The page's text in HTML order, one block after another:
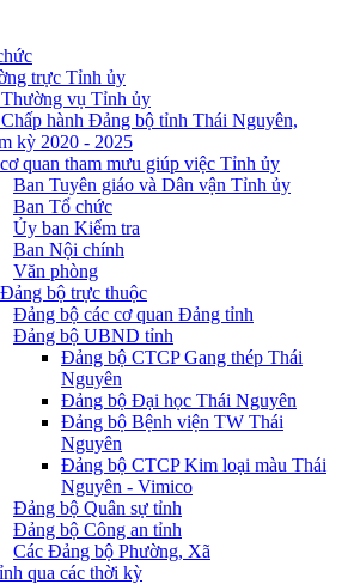
trực Tỉnh ủy
vụ Tỉnh ủy
hành Đảng bộ tỉnh Thái Nguyên,
kỳ 2020 - 2025
quan tham mưu giúp việc Tỉnh ủy
Ban Tuyên giáo và Dân vận Tỉnh ủy
Ban Tổ chức
Ủy ban Kiểm tra
Ban Nội chính
Văn phòng
bộ trực thuộc
Đảng bộ các cơ quan Đảng tỉnh
Đảng bộ UBND tỉnh
Đảng bộ CTCP Gang thép Thái
Nguyên
Đảng bộ Đại học Thái Nguyên
Đảng bộ Bệnh viện TW Thái
Nguyên
Đảng bộ CTCP Kim loại màu Thái
Nguyên - Vimico
Đảng bộ Quân sự tỉnh
Đảng bộ Công an tỉnh
Các Đảng bộ Phường, Xã
qua các thời kỳ